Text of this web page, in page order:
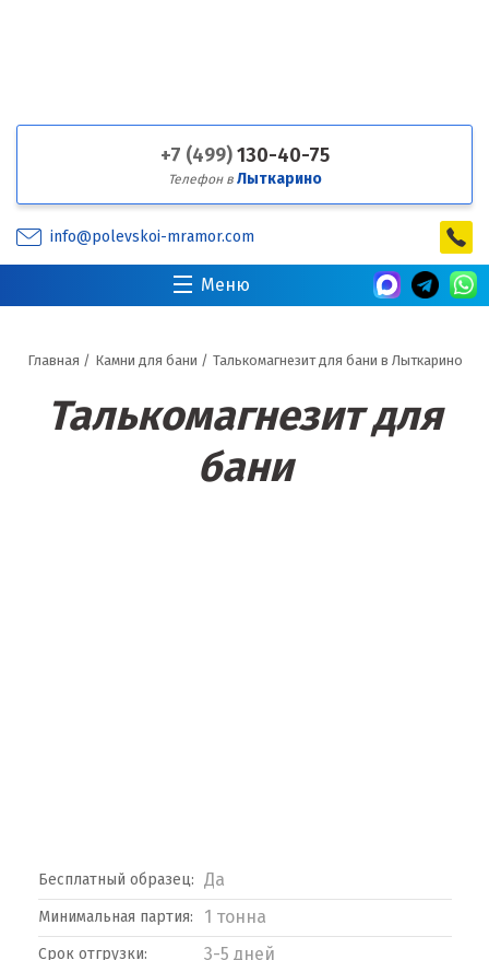
+7 (499)130-40-75
Телефон в Лыткарино
info@polevskoi-mramor.com
Меню
Главная / Камни для бани / Талькомагнезит для бани в Лыткарино
Талькомагнезит для
бани
Бесплатный образец: Да
Минимальная партия: 1 тонна
Срок отгрузки: 3-5 дней